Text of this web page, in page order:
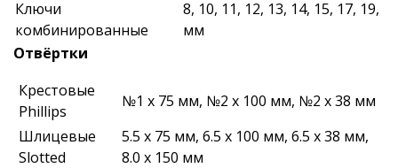
Ключи
комбинированные
8, 10, 11, 12, 13, 14, 15, 17, 19,
мм
Отвёртки
Крестовые
Phillips
№1 х 75 мм, №2 х 100 мм, №2 х 38 мм
Шлицевые
Slotted
5.5 х 75 мм, 6.5 х 100 мм, 6.5 х 38 мм,
8.0 х 150 мм